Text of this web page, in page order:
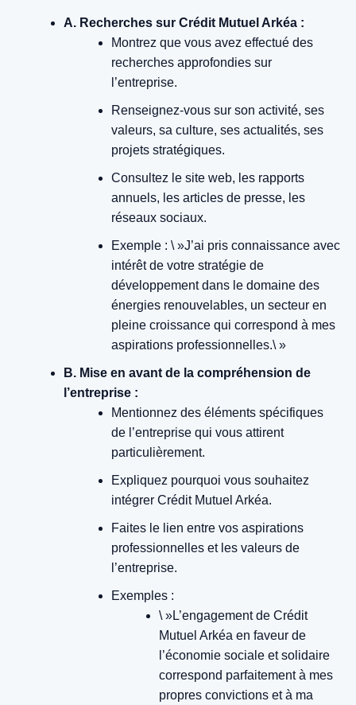
A. Recherches sur Crédit Mutuel Arkéa :
Montrez que vous avez effectué des
recherches approfondies sur
l’entreprise.
Renseignez-vous sur son activité, ses
valeurs, sa culture, ses actualités, ses
projets stratégiques.
Consultez le site web, les rapports
annuels, les articles de presse, les
réseaux sociaux.
Exemple : \ »J’ai pris connaissance avec
intérêt de votre stratégie de
développement dans le domaine des
énergies renouvelables, un secteur en
pleine croissance qui correspond à mes
aspirations professionnelles.\ »
B. Mise en avant de la compréhension de
l’entreprise :
Mentionnez des éléments spécifiques
de l’entreprise qui vous attirent
particulièrement.
Expliquez pourquoi vous souhaitez
intégrer Crédit Mutuel Arkéa.
Faites le lien entre vos aspirations
professionnelles et les valeurs de
l’entreprise.
Exemples :
\ »L’engagement de Crédit
Mutuel Arkéa en faveur de
l’économie sociale et solidaire
correspond parfaitement à mes
propres convictions et à ma